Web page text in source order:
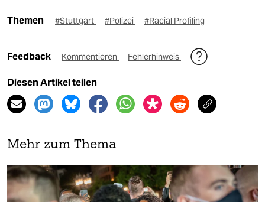
Themen #Stuttgart #Polizei #Racial Profiling
Feedback Kommentieren Fehlerhinweis
Diesen Artikel teilen
Mehr zum Thema